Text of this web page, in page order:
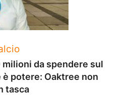
milioni da spendere sul
potere: Oaktree non
tasca